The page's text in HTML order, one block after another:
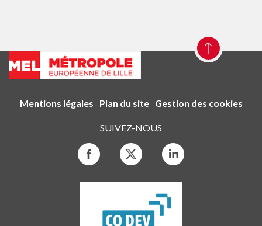
Mentions légales Plan du site Gestion des cookies
SUIVEZ-NOUS